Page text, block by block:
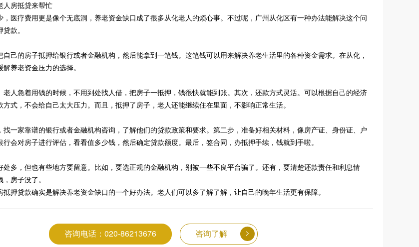
人房抵贷来帮忙
，医疗费用更是像个无底洞，养老资金缺口成了很多从化老人的烦心事。不过呢，广州从化区有一种办法能解决这个问
款。
己的房子抵押给银行或者金融机构，然后能拿到一笔钱。这笔钱可以用来解决养老生活里的各种资金需求。在从化，
养老资金压力的选择。
老人急着用钱的时候，不用到处找人借，把房子一抵押，钱很快就能到账。其次，还款方式灵活。可以根据自己的经济
式，不会给自己太大压力。而且，抵押了房子，老人还能继续住在里面，不影响正常生活。
找一家靠谱的银行或者金融机构咨询，了解他们的贷款政策和要求。第二步，准备好相关材料，像房产证、身份证、户
会对房子进行评估，看看值多少钱，然后确定贷款额度。最后，签合同，办抵押手续，钱就到手啦。
处多，但也有些地方要留意。比如，要选正规的金融机构，别被一些不良平台骗了。还有，要清楚还款责任和利息情
房子没了。
押贷款确实是解决养老资金缺口的一个好办法。老人们可以多了解了解，让自己的晚年生活更有保障。
咨询电话：020-86213676 咨询了解